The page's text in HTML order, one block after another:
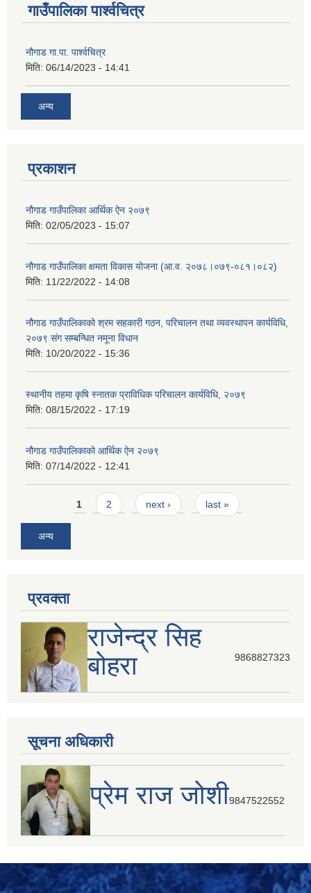
गाउँपालिका पार्श्वचित्र
नौगाड गा.पा. पार्श्वचित्र
मिति: 06/14/2023 - 14:41
अन्य
प्रकाशन
नौगाड गाउँपालिका आर्थिक ऐन २०७९
मिति: 02/05/2023 - 15:07
नौगाड गाउँपालिका क्षमता विकास योजना (आ.व. २०७८।०७९-०८१।०८२)
मिति: 11/22/2022 - 14:08
नौगाड गाउँपालिकाको श्रम सहकारी गठन, परिचालन तथा व्यवस्थापन कार्यविधि,
२०७९ संग सम्बन्धित नमूना विधान
मिति: 10/20/2022 - 15:36
स्थानीय तहमा कृषि स्नातक प्राविधिक परिचालन कार्यविधि, २०७९
मिति: 08/15/2022 - 17:19
नौगाड गाउँपालिकाको आर्थिक ऐन २०७९
मिति: 07/14/2022 - 12:41
Pages1 2 next › last »
अन्य
प्रवक्ता
राजेन्द्र सिह
बोहरा
9868827323
सूचना अधिकारी
प्रेम राज जोशी9847522552